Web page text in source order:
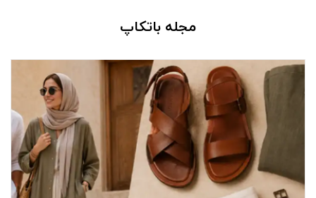
دسترسی به محصولات متنوع، از قیمت واقعی کالا هم بهره‌مند
خرید کنید و در عین حال از کیفیت محصولی که انتخاب می‌کنید،
اطمینان داشته باشید.
با خرید از باتکاپ از این مزایا بهره‌مند می‌شوید:
خرید مستقیم از تولیدکنندگان معتبر ایرانی
تضمین اصالت و کیفیت محصولات
مجله باتکاپ